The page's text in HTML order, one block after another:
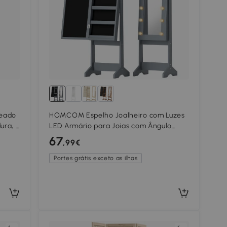
3
HOMCOM Espelho Joalheiro com Luzes
LED Armário para Joias com Ângulo
Ajustável Prateleiras Ranuras para Anéis
36x30x136 cm Cinzento
67,99€
Portes grátis exceto as ilhas